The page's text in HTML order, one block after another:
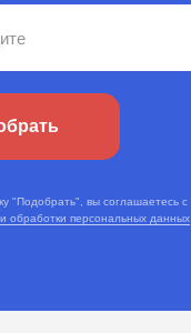
"Подобрать", вы соглашаетесь с
обработки персональных данных